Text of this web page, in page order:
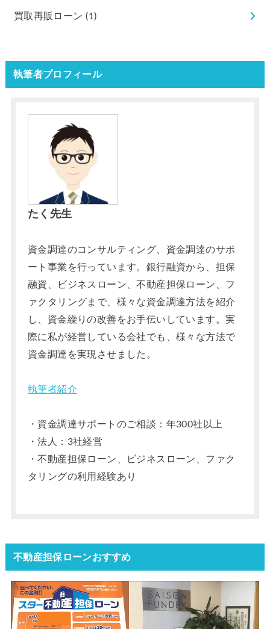
買取再販ローン(1)
執筆者プロフィール
たく先生
資金調達のコンサルティング、資金調達のサポ
ート事業を行っています。銀行融資から、担保
融資、ビジネスローン、不動産担保ローン、フ
ァクタリングまで、様々な資金調達方法を紹介
し、資金繰りの改善をお手伝いしています。実
際に私が経営している会社でも、様々な方法で
資金調達を実現させました。
執筆者紹介
・資金調達サポートのご相談：年300社以上
・法人：3社経営
・不動産担保ローン、ビジネスローン、ファク
タリングの利用経験あり
不動産担保ローンおすすめ